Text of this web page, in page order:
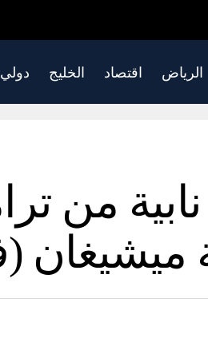
الرياض اقتصاد الخليج دولي
نابية من
ميشيغان